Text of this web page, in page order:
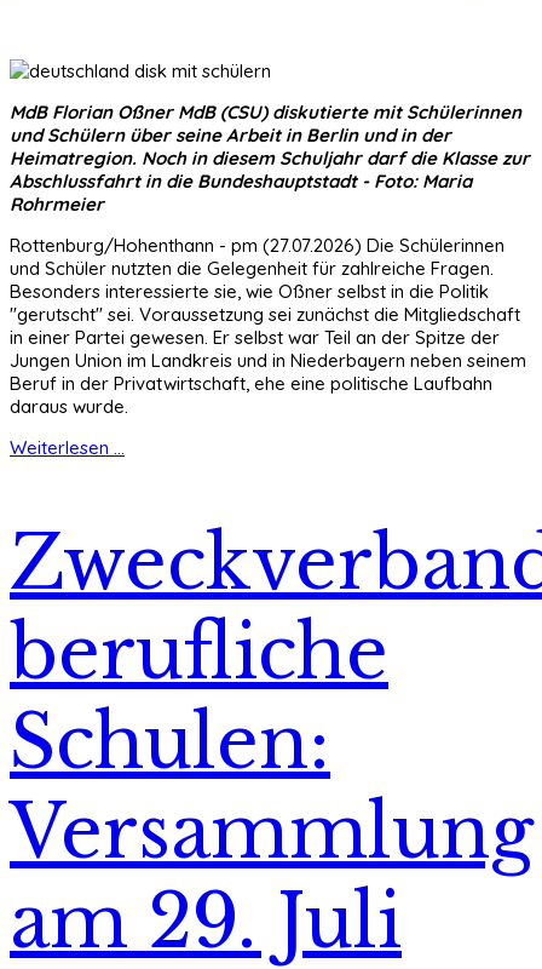
MdB Florian Oßner MdB (CSU) diskutierte mit Schülerinnen
und Schülern über seine Arbeit in Berlin und in der
Heimatregion. Noch in diesem Schuljahr darf die Klasse zur
Abschlussfahrt in die Bundeshauptstadt - Foto: Maria
Rohrmeier
Rottenburg/Hohenthann - pm (27.07.2026) Die Schülerinnen
und Schüler nutzten die Gelegenheit für zahlreiche Fragen.
Besonders interessierte sie, wie Oßner selbst in die Politik
"gerutscht" sei. Voraussetzung sei zunächst die Mitgliedschaft
in einer Partei gewesen. Er selbst war Teil an der Spitze der
Jungen Union im Landkreis und in Niederbayern neben seinem
Beruf in der Privatwirtschaft, ehe eine politische Laufbahn
daraus wurde.
Weiterlesen ...
berufliche
Schulen:
Versammlung
am 29. Juli